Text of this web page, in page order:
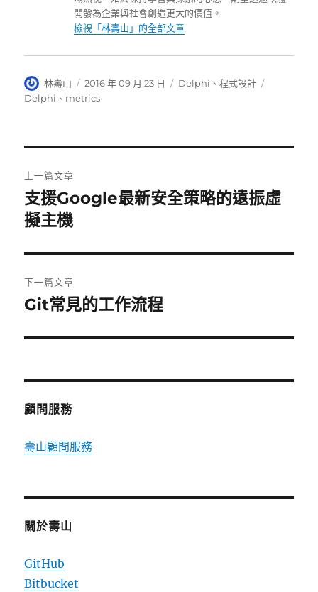
開發為企業與社會創造更大的價值。
檢視「林壽山」的全部文章
作
者
林壽山
發
佈
2016 年 09 月 23 日
分
Delphi 、程式設計
Delphi 、 metrics
章
導
覽
上一篇文章
上
一
文
章:
支援Google最新安全策略的遠振虛
擬主機
下一篇文章
下
篇
章:
Git常見的工作流程
顧問服務
壽山顧問服務
關於壽山
GitHub
Bitbucket